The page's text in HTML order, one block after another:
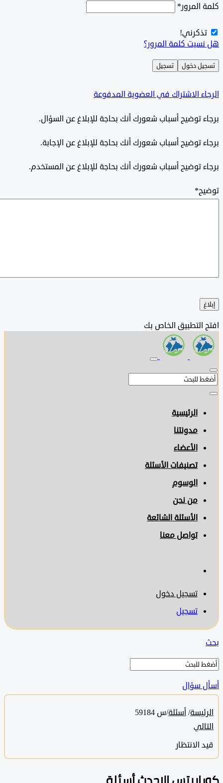
*
كلمة المرور؟
دخول تسجيل
الاشتراك في العضوية المدفوعة
توضيح أسباب شعورك أنك بحاجة للإبلاغ عن السؤال.
توضيح أسباب شعورك أنك بحاجة للإبلاغ عن الإجابة.
توضيح أسباب شعورك أنك بحاجة للإبلاغ عن المستخدم.
*
التطبيق الخاص بك
الرئيسية
مدونتنا
الأعضاء
تصنيفات الأسئلة
الوسوم
من نحن
الأسئلة الشائعة
تواصل معنا
تسجيل دخول
تسجيل
سؤال
/ أسئلة/س 59184
الانتظار